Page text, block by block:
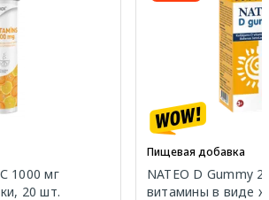
1000 мг
20 шт.
Пищевая добавка
NATEO D Gummy
витамины в виде